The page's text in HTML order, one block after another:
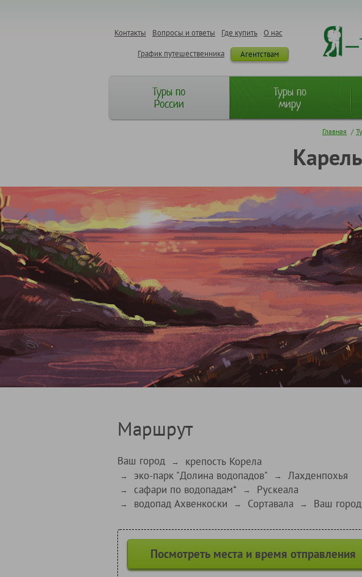
О нас
Где купить
Вопросы и ответы
Контакты
Агентствам
График путешественника
Туры по
России
Туры по
миру
Главная /
Маршрут
Ваш город → крепость Корела
→ эко-парк "Долина водопадов" → Лахденпохья
→ сафари по водопадам* → Рускеала
→ водопад Ахвенкоски → Сортавала → Ваш город
Посмотреть места и время отправления